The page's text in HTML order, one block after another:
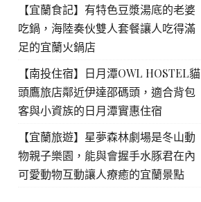
【宜蘭食記】有特色豆漿湯底的老婆
吃鍋，海陸奏伙雙人套餐讓人吃得滿
足的宜蘭火鍋店
【南投住宿】日月潭OWL HOSTEL貓
頭鷹旅店鄰近伊達邵碼頭，適合背包
客與小資族的日月潭實惠住宿
【宜蘭旅遊】星夢森林劇場是冬山動
物親子樂園，能與會握手水豚君在內
可愛動物互動讓人療癒的宜蘭景點